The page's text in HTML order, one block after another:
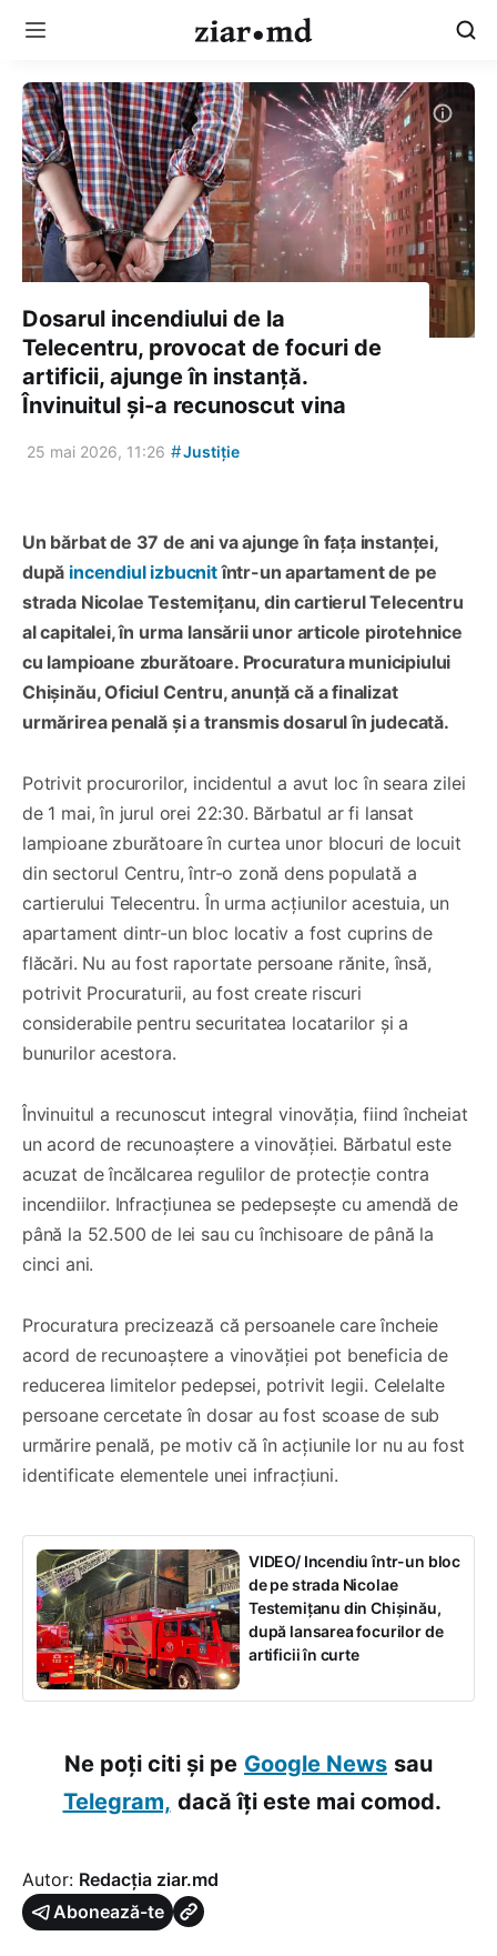
Dosarul incendiului de la
Telecentru, provocat de focuri de
artificii, ajunge în instanță.
Învinuitul și-a recunoscut vina
25 mai 2026, 11:26 #Justiție
Un bărbat de 37 de ani va ajunge în fața instanței,
după incendiul izbucnitîntr-un apartament de pe
strada Nicolae Testemițanu, din cartierul Telecentru
al capitalei, în urma lansării unor articole pirotehnice
cu lampioane zburătoare. Procuratura municipiului
Chișinău, Oficiul Centru, anunță că a finalizat
urmărirea penală și a transmis dosarul în judecată.
Potrivit procurorilor, incidentul a avut loc în seara zilei
de 1 mai, în jurul orei 22:30. Bărbatul ar fi lansat
lampioane zburătoare în curtea unor blocuri de locuit
din sectorul Centru, într-o zonă dens populată a
cartierului Telecentru. În urma acțiunilor acestuia, un
apartament dintr-un bloc locativ a fost cuprins de
flăcări. Nu au fost raportate persoane rănite, însă,
potrivit Procuraturii, au fost create riscuri
considerabile pentru securitatea locatarilor și a
bunurilor acestora.
Învinuitul a recunoscut integral vinovăția, fiind încheiat
un acord de recunoaștere a vinovăției. Bărbatul este
acuzat de încălcarea regulilor de protecție contra
incendiilor. Infracțiunea se pedepsește cu amendă de
până la 52.500 de lei sau cu închisoare de până la
cinci ani.
Procuratura precizează că persoanele care încheie
acord de recunoaștere a vinovăției pot beneficia de
reducerea limitelor pedepsei, potrivit legii. Celelalte
persoane cercetate în dosar au fost scoase de sub
urmărire penală, pe motiv că în acțiunile lor nu au fost
identificate elementele unei infracțiuni.
VIDEO/ Incendiu într-un bloc
de pe strada Nicolae
Testemițanu din Chișinău,
după lansarea focurilor de
artificii în curte
Ne poți citi și pe Google News sau
Telegram, dacă îți este mai comod.
Autor: Redacția ziar.md
Abonează-te